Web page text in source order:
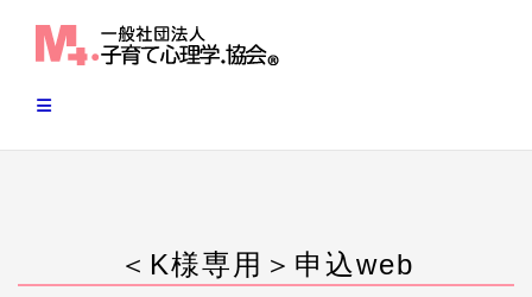
＜K様専用＞申込web